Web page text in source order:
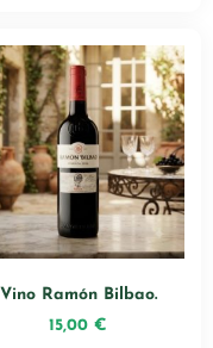
Vino Ramón Bilbao.
15,00 €